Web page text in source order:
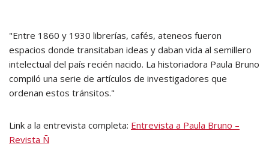
"Entre 1860 y 1930 librerías, cafés, ateneos fueron
espacios donde transitaban ideas y daban vida al semillero
intelectual del país recién nacido. La historiadora Paula Bruno
compiló una serie de artículos de investigadores que
ordenan estos tránsitos."
Link a la entrevista completa: Entrevista a Paula Bruno –
Revista Ñ